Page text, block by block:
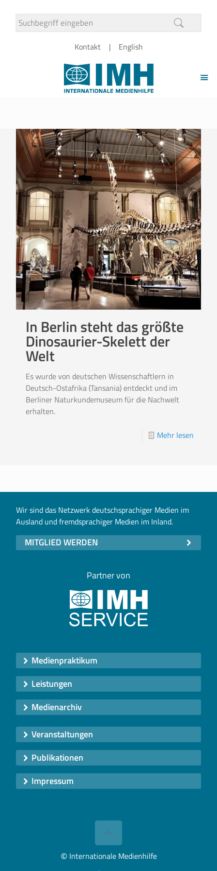
Kontakt English
In Berlin steht das größte
Dinosaurier-Skelett der
Welt
Es wurde von deutschen Wissenschaftlern in
Deutsch-Ostafrika (Tansania) entdeckt und im
Berliner Naturkundemuseum für die Nachwelt
erhalten.
Mehr lesen
Wir sind das Netzwerk deutschsprachiger Medien im
Ausland und fremdsprachiger Medien im Inland.
MITGLIED WERDEN
Partner von
Medienpraktikum
Leistungen
Medienarchiv
Veranstaltungen
Publikationen
Impressum
© Internationale Medienhilfe